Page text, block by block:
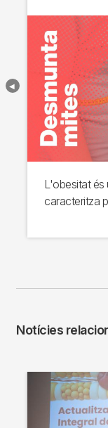
L'obesitat és
caracteritza
Notícies